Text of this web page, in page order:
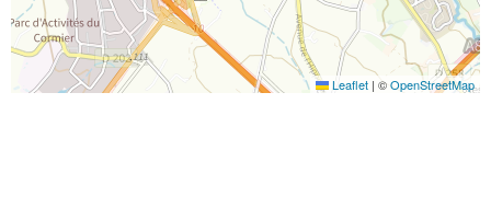
Leaflet | ©OpenStreetMap